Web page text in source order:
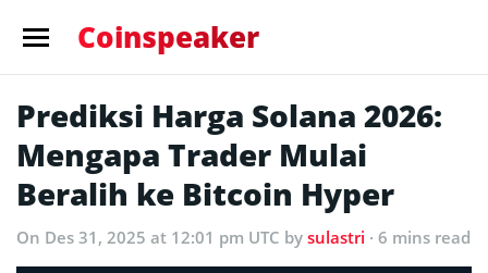
Coinspeaker
Prediksi Harga Solana 2026:
Mengapa Trader Mulai
Beralih ke Bitcoin Hyper
On Des 31, 2025 at 12:01 pm UTC by sulastri · 6 mins read